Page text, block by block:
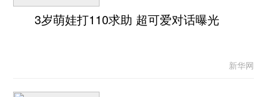
3岁萌娃打110求助 超可爱对话曝光
新华网